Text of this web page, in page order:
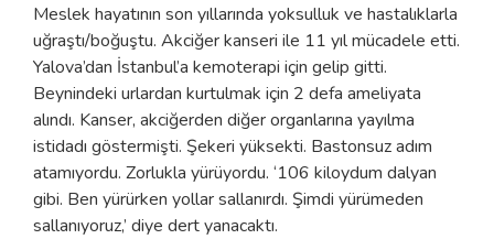
Meslek hayatının son yıllarında yoksulluk ve hastalıklarla
uğraştı/boğuştu. Akciğer kanseri ile 11 yıl mücadele etti.
Yalova’dan İstanbul’a kemoterapi için gelip gitti.
Beynindeki urlardan kurtulmak için 2 defa ameliyata
alındı. Kanser, akciğerden diğer organlarına yayılma
istidadı göstermişti. Şekeri yüksekti. Bastonsuz adım
atamıyordu. Zorlukla yürüyordu. ‘106 kiloydum dalyan
gibi. Ben yürürken yollar sallanırdı. Şimdi yürümeden
sallanıyoruz,’ diye dert yanacaktı.